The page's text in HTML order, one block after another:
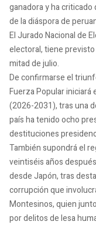
ganadora y ha
de la diáspora de
El Jurado Nacional de
electoral, tiene
mitad de julio.
De confirmarse el
Fuerza Popular iniciará
(2026-2031), tras una
país ha tenido ocho
destituciones
También supondrá el
veintiséis años
desde Japón, tras
corrupción que
Montesinos, quien
por delitos de lesa